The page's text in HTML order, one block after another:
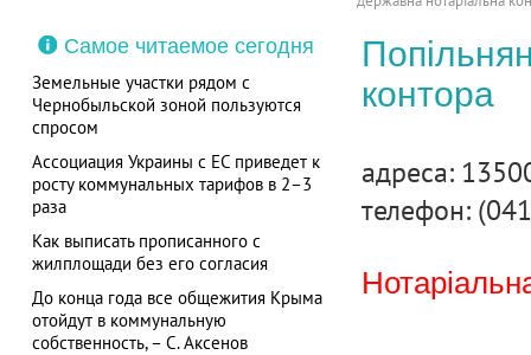
Самое читаемое сегодня
Земельные участки рядом с
Чернобыльской зоной пользуются
спросом
Ассоциация Украины с ЕС приведет к
росту коммунальных тарифов в 2–3
раза
Как выписать прописанного с
жилплощади без его согласия
До конца года все общежития Крыма
отойдут в коммунальную
собственность, – С. Аксенов
контора
адреса:
телефон: